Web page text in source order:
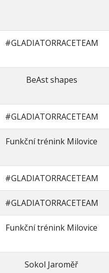
#GLADIATORRACETEAM
BeAst shapes
#GLADIATORRACETEAM
Funkční trénink Milovice
#GLADIATORRACETEAM
#GLADIATORRACETEAM
Funkční trénink Milovice
Sokol Jaroměř